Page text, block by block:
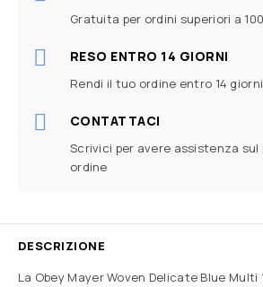
Gratuita per ordini superiori a
RESO ENTRO 14 GIORNI
Rendi il tuo ordine entro 14 giorni
CONTATTACI
Scrivici per avere assistenza
ordine
DESCRIZIONE
La Obey Mayer Woven Delicate Blue Multi